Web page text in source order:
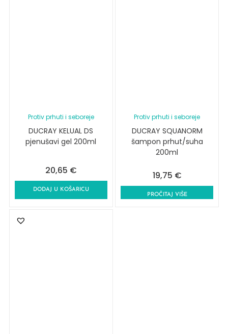
Protiv prhuti i seboreje
DUCRAY KELUAL DS
pjenušavi gel 200ml
20,65 €
DODAJ U KOŠARICU
Protiv prhuti i seboreje
DUCRAY SQUANORM
šampon prhut/suha
200ml
19,75 €
PROČITAJ VIŠE